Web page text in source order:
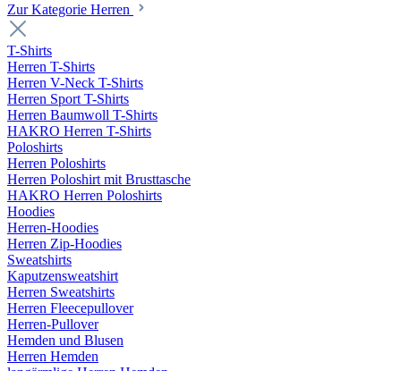
Zur Kategorie Herren
T-Shirts
Herren T-Shirts
Herren V-Neck T-Shirts
Herren Sport T-Shirts
Herren Baumwoll T-Shirts
HAKRO Herren T-Shirts
Poloshirts
Herren Poloshirts
Herren Poloshirt mit Brusttasche
HAKRO Herren Poloshirts
Hoodies
Herren-Hoodies
Herren Zip-Hoodies
Sweatshirts
Kaputzensweatshirt
Herren Sweatshirts
Herren Fleecepullover
Herren-Pullover
Hemden und Blusen
Herren Hemden